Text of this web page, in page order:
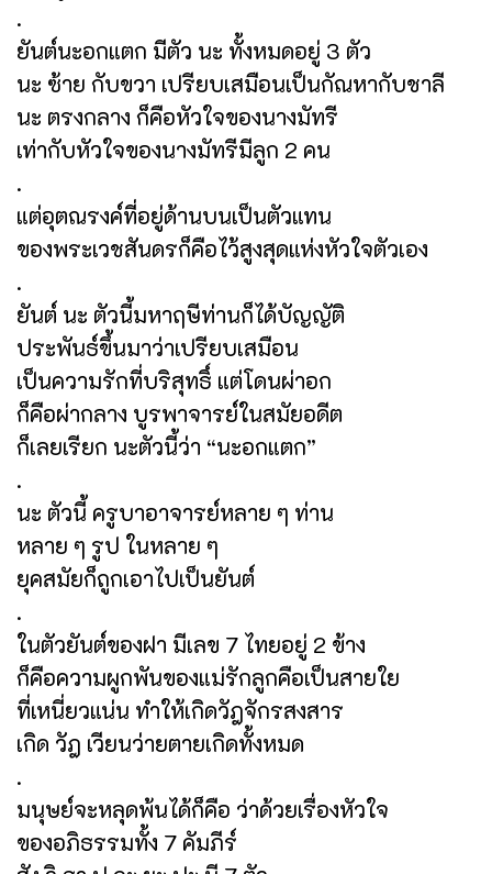
.
ยันต์นะอกแตก มีตัว นะ ทั้งหมดอยู่ 3 ตัว
นะ ซ้าย กับขวา เปรียบเสมือนเป็นกัณหากับชาลี
นะ ตรงกลาง ก็คือหัวใจของนางมัทรี
เท่ากับหัวใจของนางมัทรีมีลูก 2 คน
.
แต่อุตณรงค์ที่อยู่ด้านบนเป็นตัวแทน
ของพระเวชสันดรก็คือไว้สูงสุดแห่งหัวใจตัวเอง
.
ยันต์ นะ ตัวนี้มหาฤษีท่านก็ได้บัญญัติ
ประพันธ์ขึ้นมาว่าเปรียบเสมือน
เป็นความรักที่บริสุทธิ์ แต่โดนผ่าอก
ก็คือผ่ากลาง บูรพาจารย์ในสมัยอดีต
ก็เลยเรียก นะตัวนี้ว่า “นะอกแตก”
.
นะ ตัวนี้ ครูบาอาจารย์หลาย ๆ ท่าน
หลาย ๆ รูป ในหลาย ๆ
ยุคสมัยก็ถูกเอาไปเป็นยันต์
.
ในตัวยันต์ของฝา มีเลข 7 ไทยอยู่ 2 ข้าง
ก็คือความผูกพันของแม่รักลูกคือเป็นสายใย
ที่เหนี่ยวแน่น ทำให้เกิดวัฎจักรสงสาร
เกิด วัฎ เวียนว่ายตายเกิดทั้งหมด
.
มนุษย์จะหลุดพ้นได้ก็คือ ว่าด้วยเรื่องหัวใจ
ของอภิธรรมทั้ง 7 คัมภีร์